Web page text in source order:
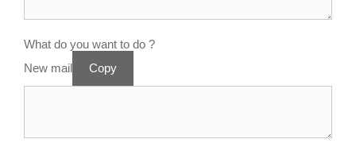
What do you want to do ?
New mail
Copy